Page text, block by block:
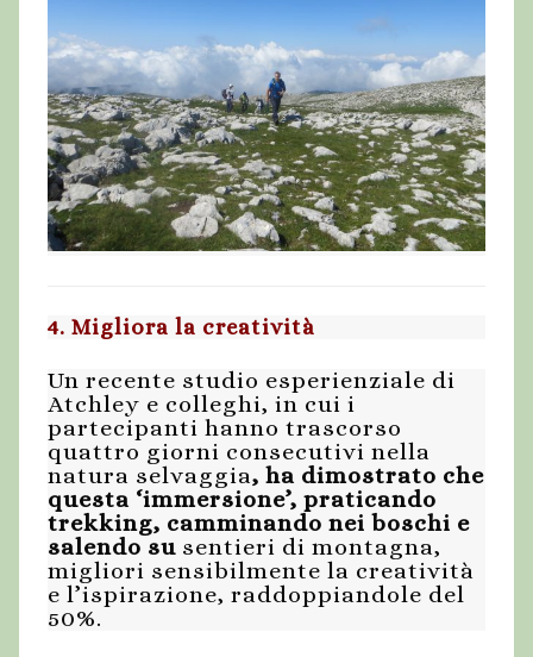
4. Migliora la creatività
Un recente studio esperienziale di
Atchley e colleghi, in cui i
partecipanti hanno trascorso
quattro giorni consecutivi nella
natura selvaggia, ha dimostrato che
questa ‘immersione’, praticando
trekking, camminando nei boschi e
salendo su sentieri di montagna,
migliori sensibilmente la creatività
e l’ispirazione, raddoppiandole del
50%.